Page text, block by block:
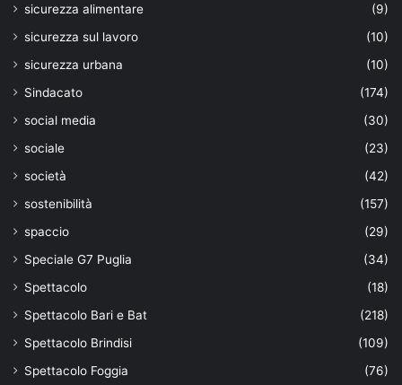
sicurezza alimentare
(9)
sicurezza sul lavoro
(10)
sicurezza urbana
(10)
Sindacato
(174)
social media
(30)
sociale
(23)
società
(42)
sostenibilità
(157)
spaccio
(29)
Speciale G7 Puglia
(34)
Spettacolo
(18)
Spettacolo Bari e Bat
(218)
Spettacolo Brindisi
(109)
Spettacolo Foggia
(76)